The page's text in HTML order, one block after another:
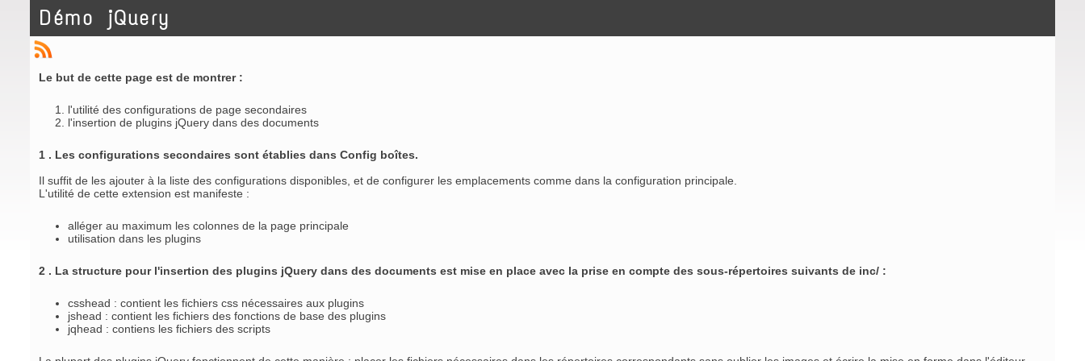
Démo jQuery
Le but de cette page est de montrer :
l'utilité des configurations de page secondaires
l'insertion de plugins jQuery dans des documents
1 . Les configurations secondaires sont établies dans Config boîtes.
Il suffit de les ajouter à la liste des configurations disponibles, et de configurer les emplacements comme dans la configuration principale.
L'utilité de cette extension est manifeste :
alléger au maximum les colonnes de la page principale
utilisation dans les plugins
2 . La structure pour l'insertion des plugins jQuery dans des documents est mise en place avec la prise en compte des sous-répertoires suivants de inc/ :
csshead : contient les fichiers css nécessaires aux plugins
jshead : contient les fichiers des fonctions de base des plugins
jqhead : contiens les fichiers des scripts